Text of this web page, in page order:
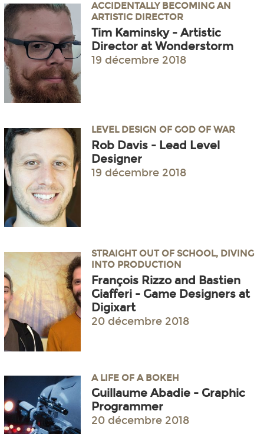
ACCIDENTALLY BECOMING AN
ARTISTIC DIRECTOR
Tim Kaminsky - Artistic
Director at Wonderstorm
19 décembre 2018
LEVEL DESIGN OF GOD OF WAR
Rob Davis - Lead Level
Designer
19 décembre 2018
STRAIGHT OUT OF SCHOOL, DIVING
INTO PRODUCTION
François Rizzo and Bastien
Giafferi - Game Designers at
Digixart
20 décembre 2018
A LIFE OF A BOKEH
Guillaume Abadie - Graphic
Programmer
20 décembre 2018